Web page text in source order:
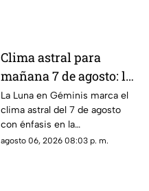
Clima astral para
mañana 7 de agosto: la
Luna cambia a Géminis
y favorece la
comunicación
La Luna en Géminis marca el
clima astral del 7 de agosto
con énfasis en la
comunicación, las ideas y los
agosto 06, 2026 08:03 p. m.